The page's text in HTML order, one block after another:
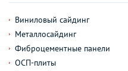
Виниловый сайдинг
Металлосайдинг
Фиброцементные панели
ОСП-плиты